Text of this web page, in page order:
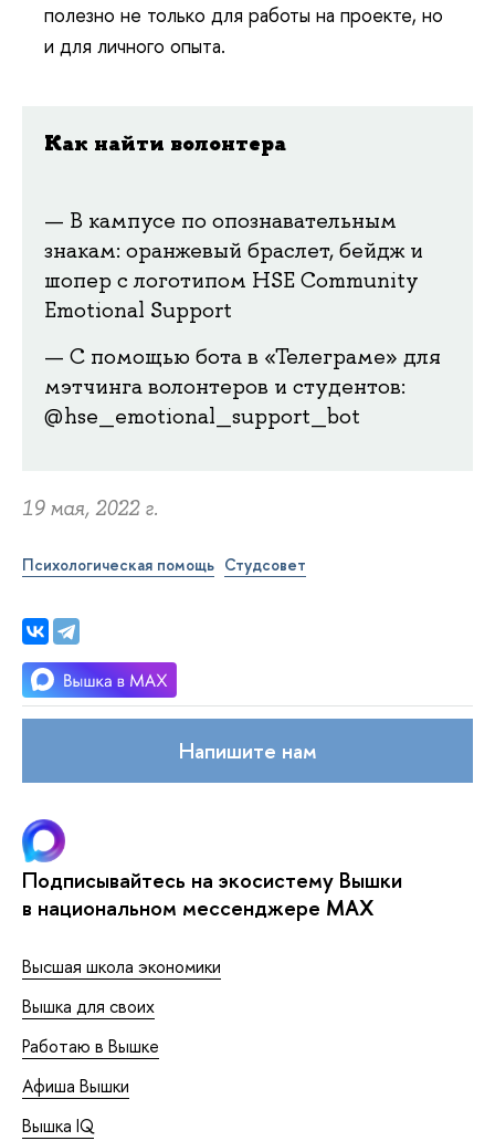
полезно не только для работы на проекте, но
и для личного опыта.
Как найти волонтера
В кампусе по опознавательным
знакам: оранжевый браслет, бейдж и
шопер с логотипом HSE Community
Emotional Support
С помощью бота в «Телеграме» для
мэтчинга волонтеров и студентов:
@hse_emotional_support_bot
19 мая, 2022 г.
Психологическая помощь Студсовет
Напишите нам
Подписывайтесь на экосистему Вышки
в национальном мессенджере MAX
Высшая школа экономики
Вышка для своих
Работаю в Вышке
Афиша Вышки
Вышка IQ